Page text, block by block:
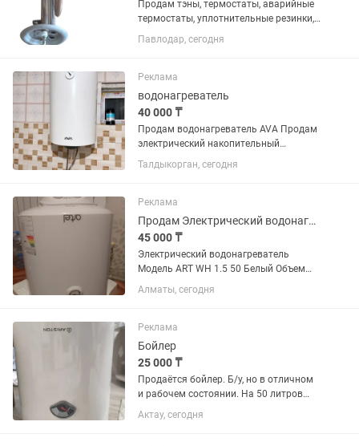
Продам тэны, термостаты, аварийные
термостаты, уплотнительные резинки,
аноды для водонагревателей. Самые
дешёвые цены по городу!! Мастерам,
Павлодар, сегодня
Реклама
водонагреватель
40 000 ₸
Продам водонагреватель AVA Продам
электрический накопительный
водонагреватель AVA в хорошем
состоянии. Пользовались около 2 лет.
нагревает воду, без протечек и
поломок....
Талдыкорган, сегодня
Реклама
Продам Электрический водонагреватель
45 000 ₸
Электрический водонагреватель
Модель ART WH 1.5 50 Белый Объем
50л Размер 450х475х566mm
Алматы, сегодня
Реклама
Бойлер
25 000 ₸
Продаётся бойлер. Б/у, но в отличном
и рабочем состоянии. На 50 литров
воды.
Актау, сегодня